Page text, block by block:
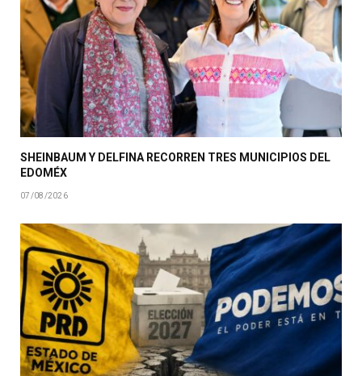
SHEINBAUM Y DELFINA RECORREN TRES MUNICIPIOS DEL
EDOMÉX
07/08/2026